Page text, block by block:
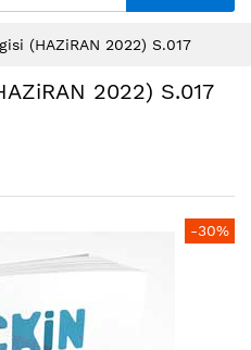
(HAZiRAN 2022) S.017
2022) S.017
-30%